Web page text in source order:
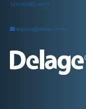
(21) 99582-4971
negocios@delage.com.br